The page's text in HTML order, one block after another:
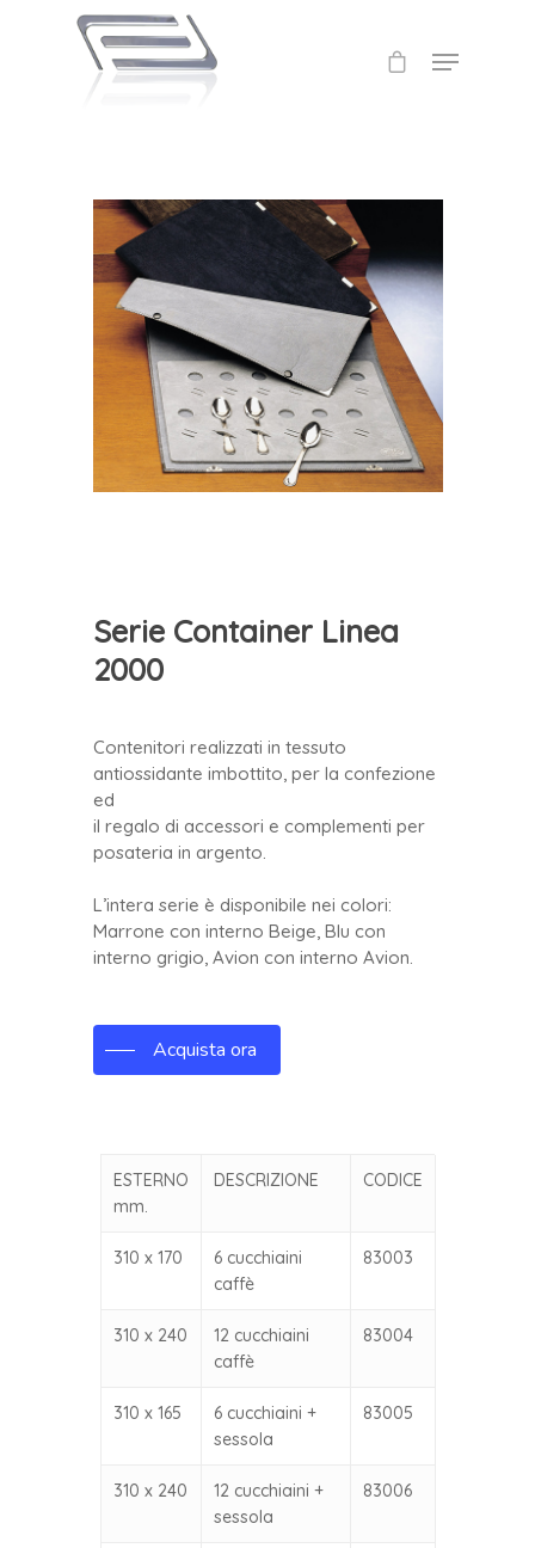
Serie Container Linea
2000
Contenitori realizzati in tessuto
antiossidante imbottito, per la confezione
ed
il regalo di accessori e complementi per
posateria in argento.
L’intera serie è disponibile nei colori:
Marrone con interno Beige, Blu con
interno grigio, Avion con interno Avion.
Acquista ora
ESTERNO
mm.
DESCRIZIONE CODICE
310 x 170
6 cucchiaini
caffè
83003
310 x 240
12 cucchiaini
caffè
83004
310 x 165
6 cucchiaini +
sessola
83005
310 x 240
12 cucchiaini +
sessola
83006